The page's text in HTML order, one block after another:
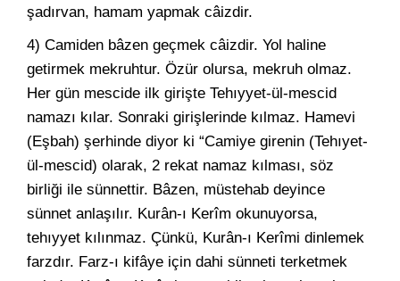
şadırvan, hamam yapmak câizdir.
4) Camiden bâzen geçmek câizdir. Yol haline
getirmek mekruhtur. Özür olursa, mekruh olmaz.
Her gün mescide ilk girişte Tehıyyet-ül-mescid
namazı kılar. Sonraki girişlerinde kılmaz. Hamevi
(Eşbah) şerhinde diyor ki “Camiye girenin (Tehıyet-
ül-mescid) olarak, 2 rekat namaz kılması, söz
birliği ile sünnettir. Bâzen, müstehab deyince
sünnet anlaşılır. Kurân-ı Kerîm okunuyorsa,
tehıyyet kılınmaz. Çünkü, Kurân-ı Kerîmi dinlemek
farzdır. Farz-ı kifâye için dahi sünneti terketmek